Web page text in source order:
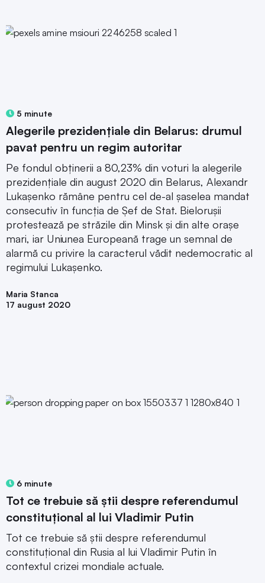
5 minute
Alegerile prezidențiale din Belarus: drumul
pavat pentru un regim autoritar
Pe fondul obținerii a 80,23% din voturi la alegerile
prezidențiale din august 2020 din Belarus, Alexandr
Lukașenko rămâne pentru cel de-al șaselea mandat
consecutiv în funcția de Șef de Stat. Bielorușii
protestează pe străzile din Minsk și din alte orașe
mari, iar Uniunea Europeană trage un semnal de
alarmă cu privire la caracterul vădit nedemocratic al
regimului Lukașenko.
Maria Stanca
17 august 2020
6 minute
Tot ce trebuie să știi despre referendumul
constituțional al lui Vladimir Putin
Tot ce trebuie să știi despre referendumul
constituțional din Rusia al lui Vladimir Putin în
contextul crizei mondiale actuale.